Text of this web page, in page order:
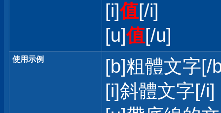
[i]值[/i]
[u]值[/u]
使用示例
[b]粗體文字[/
[i]斜體文字[/i]